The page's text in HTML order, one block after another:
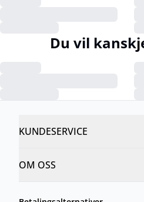
Du vil
KUNDESERVICE
OM OSS